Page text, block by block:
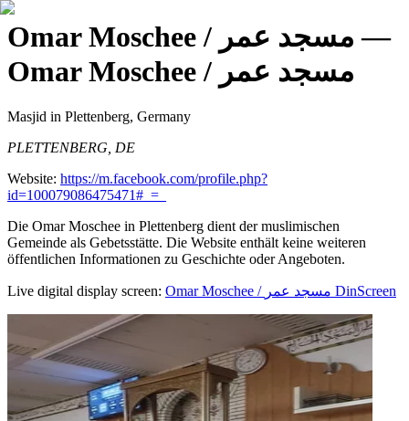
Omar Moschee / مسجد عمر —
Omar Moschee / مسجد عمر
Masjid in Plettenberg, Germany
PLETTENBERG, DE
Website: https://m.facebook.com/profile.php?
id=100079086475471#_=_
Die Omar Moschee in Plettenberg dient der muslimischen
Gemeinde als Gebetsstätte. Die Website enthält keine weiteren
öffentlichen Informationen zu Geschichte oder Angeboten.
Live digital display screen: Omar Moschee / مسجد عمر DinScreen